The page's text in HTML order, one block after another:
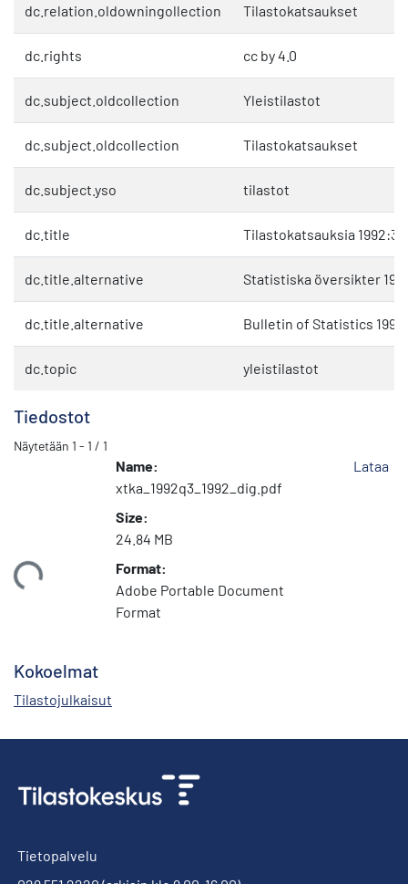
dc.relation.oldowningollection Tilastokatsaukset
dc.rights cc by 4.0
dc.subject.oldcollection Yleistilastot
dc.subject.oldcollection Tilastokatsaukset
dc.subject.yso tilastot
dc.title Tilastokatsauksia 1992:3
dc.title.alternative Statistiska översikter
dc.title.alternative Bulletin of Statistics
dc.topic yleistilastot
Tiedostot
Näytetään 1 - 1 / 1
Name:
xtka_1992q3_1992_dig.pdf
Size:
24.84 MB
Format:
Adobe Portable Document
Format
Lataa
Kokoelmat
Tilastojulkaisut
Tietopalvelu